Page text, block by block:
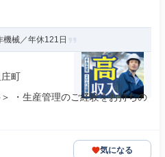
機械／年休121日
町
・生産管理のご経験をお持ちの
気になる